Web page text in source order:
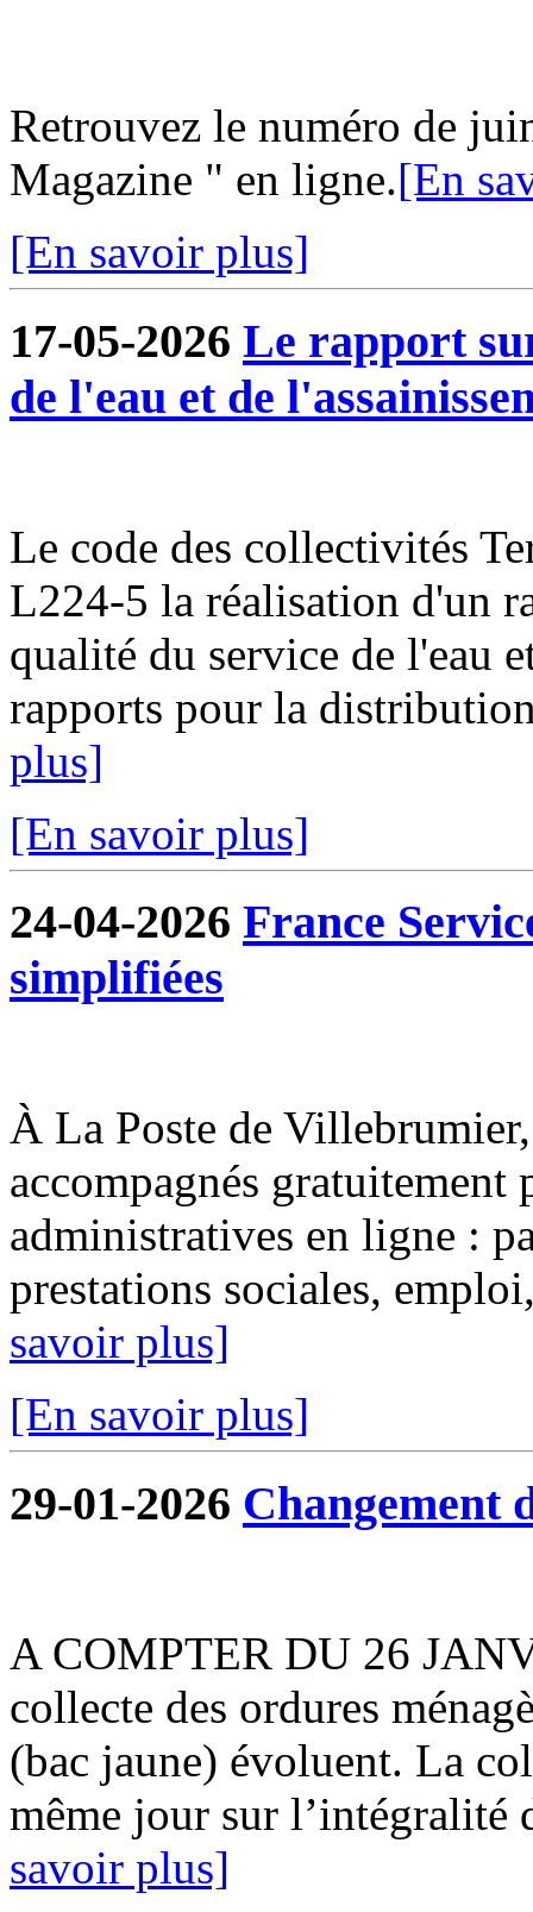
Retrouvez le numéro de
Magazine " en ligne.[En
[En savoir plus]
17-05-2026 Le rapport
de l'eau et de
Le code des collectivités
L224-5 la réalisation d'un
qualité du service de l'eau
rapports pour la
plus]
[En savoir plus]
24-04-2026 France
simplifiées
À La Poste de
accompagnés gratuitement
administratives en ligne :
prestations sociales,
savoir plus]
[En savoir plus]
29-01-2026 Changement
A COMPTER DU 26
collecte des ordures
(bac jaune) évoluent. La
même jour sur l’intégralité
savoir plus]